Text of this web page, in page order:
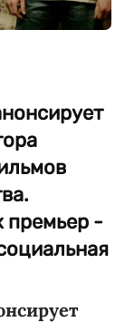
премьер -